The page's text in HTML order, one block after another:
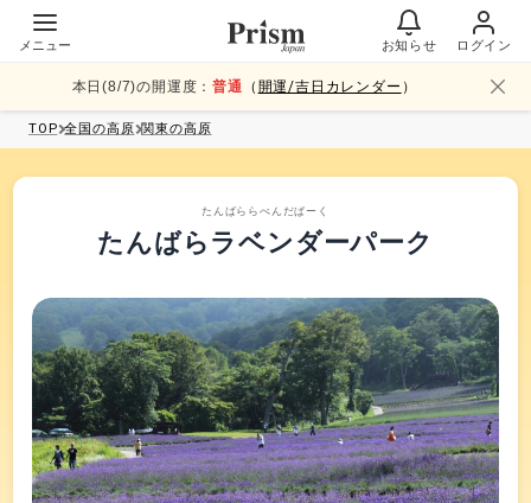
メニュー お知らせ ログイン
本日(8/7)の開運度：普通 （ 開運/吉日カレンダー ）
TOP 全国の高原 関東の高原
たんばららべんだぱーく
たんばらラベンダーパーク